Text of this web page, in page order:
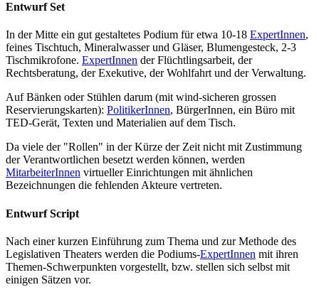
Entwurf Set
In der Mitte ein gut gestaltetes Podium für etwa 10-18 ExpertInnen,
feines Tischtuch, Mineralwasser und Gläser, Blumengesteck, 2-3
Tischmikrofone. ExpertInnen der Flüchtlingsarbeit, der
Rechtsberatung, der Exekutive, der Wohlfahrt und der Verwaltung.
Auf Bänken oder Stühlen darum (mit wind-sicheren grossen
Reservierungskarten): PolitikerInnen, BürgerInnen, ein Büro mit
TED-Gerät, Texten und Materialien auf dem Tisch.
Da viele der "Rollen" in der Kürze der Zeit nicht mit Zustimmung
der Verantwortlichen besetzt werden können, werden
MitarbeiterInnen virtueller Einrichtungen mit ähnlichen
Bezeichnungen die fehlenden Akteure vertreten.
Entwurf Script
Nach einer kurzen Einführung zum Thema und zur Methode des
Legislativen Theaters werden die Podiums-ExpertInnen mit ihren
Themen-Schwerpunkten vorgestellt, bzw. stellen sich selbst mit
einigen Sätzen vor.